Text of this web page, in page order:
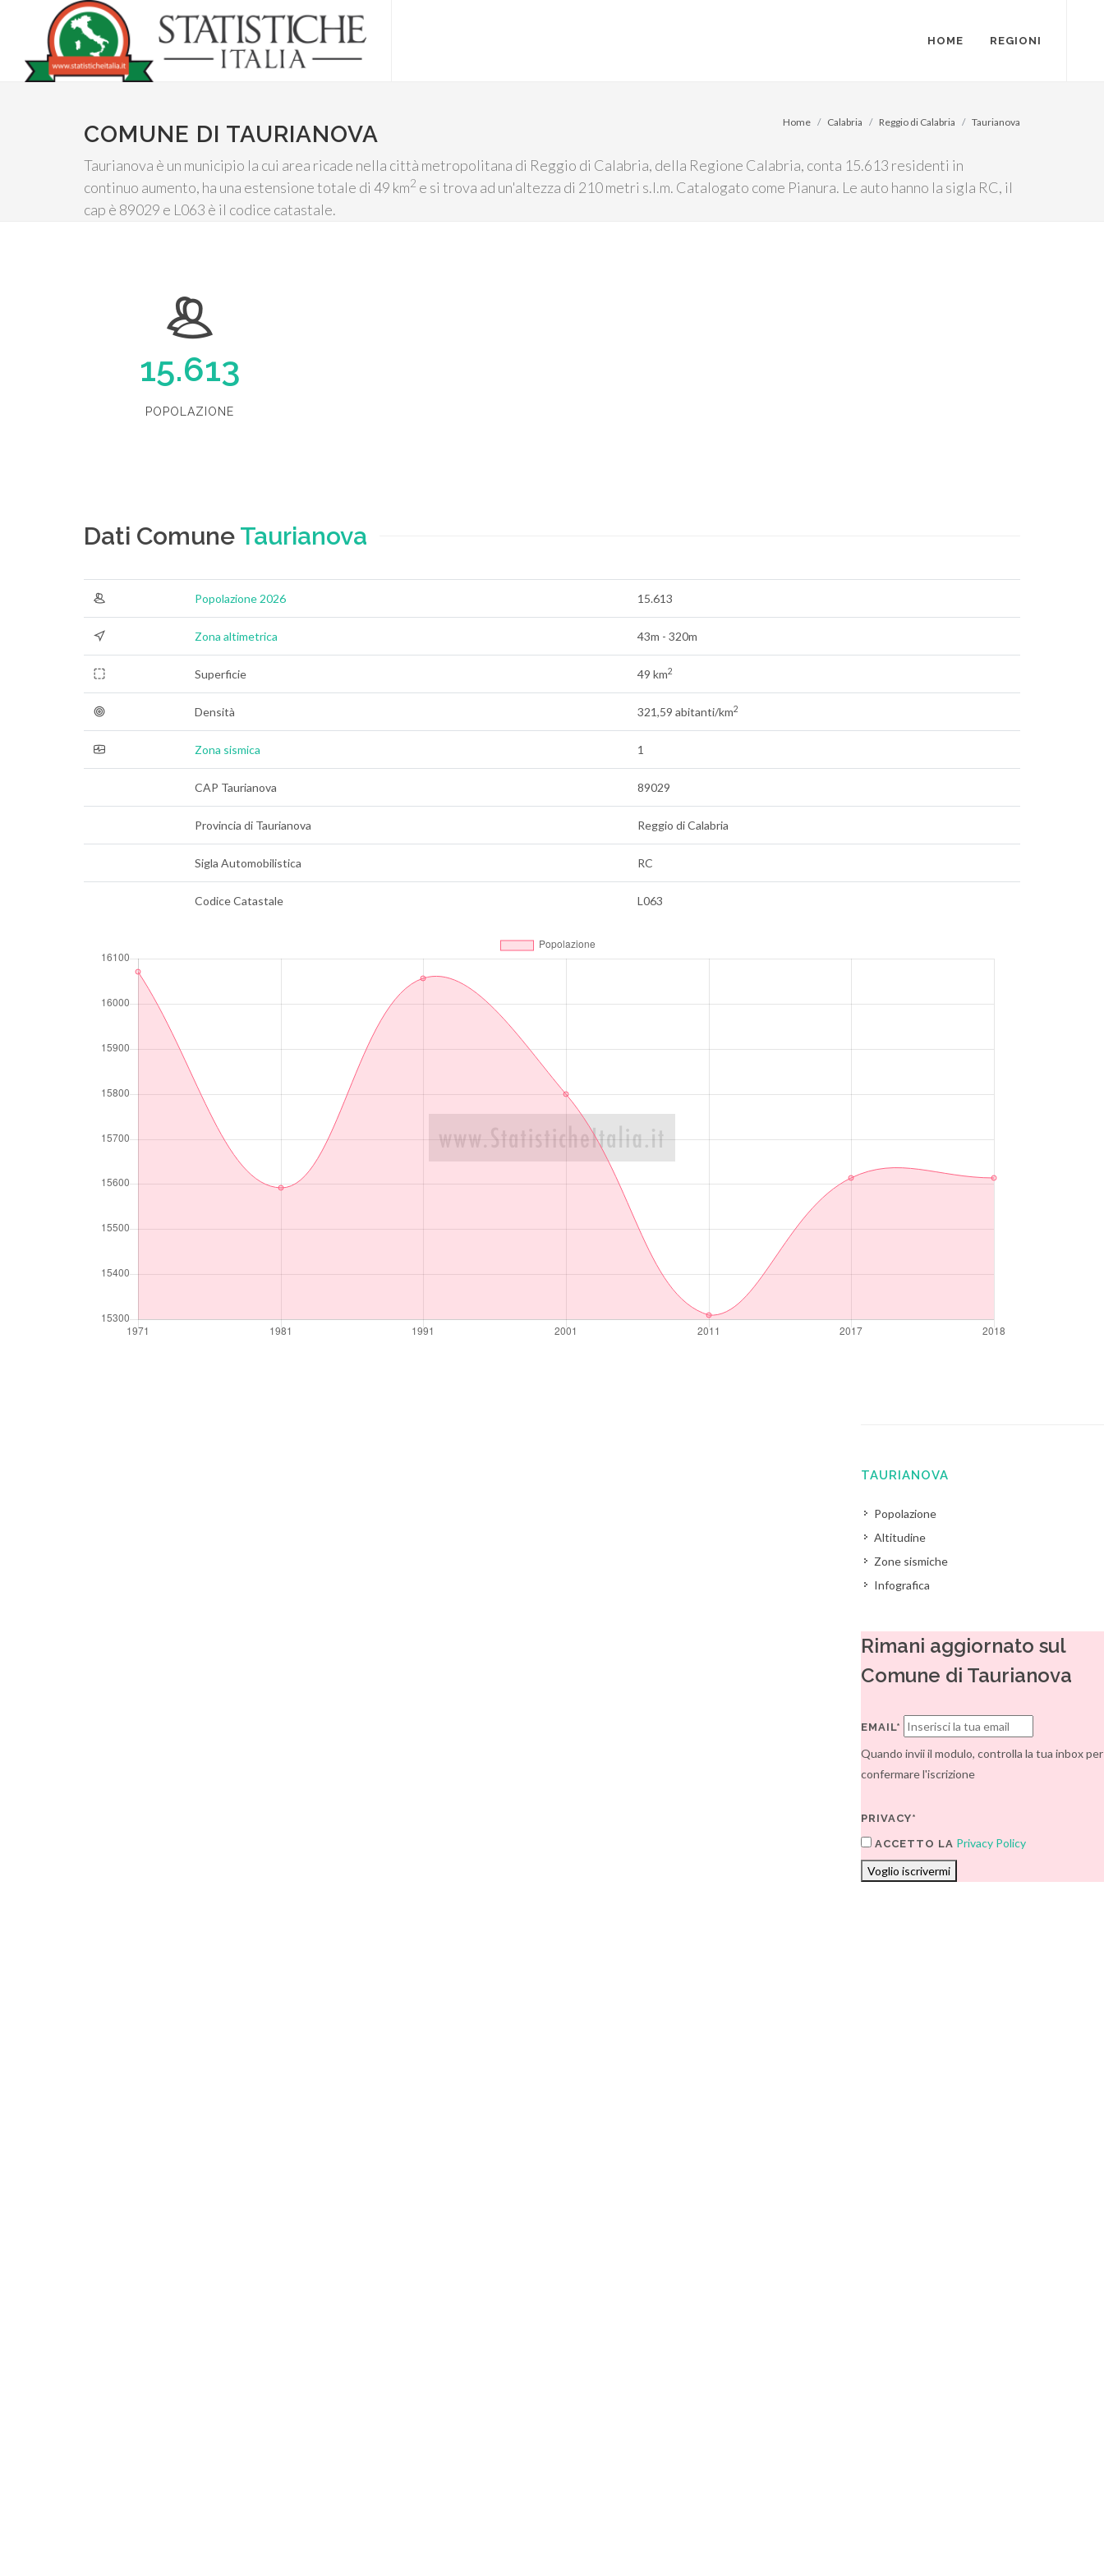
HOME REGIONI
COMUNE DI TAURIANOVA
Taurianova è un municipio la cui area ricade nella città metropolitana di Reggio di Calabria, della Regione Calabria, conta 15.613 residenti in
continuo aumento, ha una estensione totale di 49 km2 e si trova ad un'altezza di 210 metri s.l.m. Catalogato come Pianura. Le auto hanno la sigla RC, il
cap è 89029 e L063 è il codice catastale.
Home Calabria Reggio di Calabria Taurianova
15.613
POPOLAZIONE
Dati Comune Taurianova
Popolazione 2026 15.613
Zona altimetrica 43m - 320m
Superficie 49 km2
Densità 321,59 abitanti/km2
Zona sismica 1
CAP Taurianova 89029
Provincia di Taurianova Reggio di Calabria
Sigla Automobilistica RC
Codice Catastale L063
TAURIANOVA
Popolazione
Altitudine
Zone sismiche
Infografica
Rimani aggiornato sul
Comune di Taurianova
EMAIL*
Quando invii il modulo, controlla la tua inbox per
confermare l'iscrizione
PRIVACY*
ACCETTO LA Privacy Policy
Voglio iscrivermi